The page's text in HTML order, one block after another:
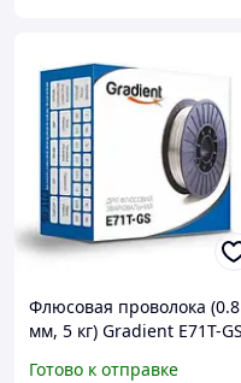
Флюсовая проволока (0.8
мм, 5 кг) Gradient E71T-GS
Готово к отправке